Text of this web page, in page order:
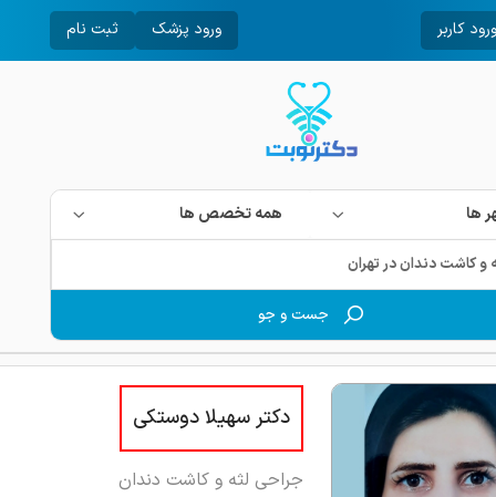
ورود کاربر ورود پزشک ثبت نام
ها همه تخصص ها
جست و جو
دکتر سهیلا دوستکی
جراحی لثه و کاشت دندان